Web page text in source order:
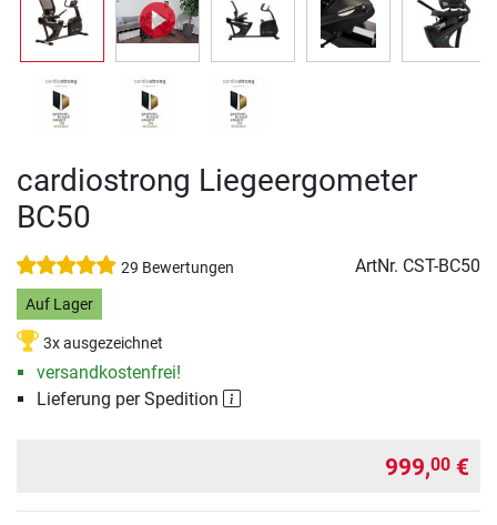
cardiostrong Liegeergometer
BC50
29 Bewertungen ArtNr. CST-BC50
Auf Lager
3x ausgezeichnet
versandkostenfrei!
Lieferung per Spedition
999,00 €